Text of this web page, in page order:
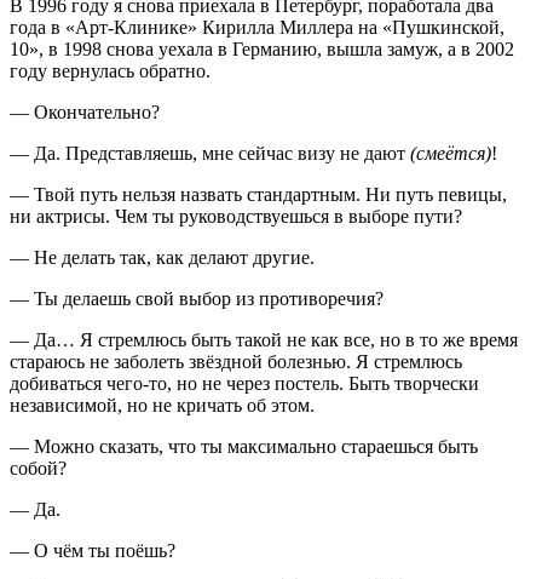
В 1996 году я снова приехала в Петербург, поработала два
года в «Арт-Клинике» Кирилла Миллера на «Пушкинской,
10», в 1998 снова уехала в Германию, вышла замуж, а в 2002
году вернулась обратно.
— Окончательно?
— Да. Представляешь, мне сейчас визу не дают (смеётся)!
— Твой путь нельзя назвать стандартным. Ни путь певицы,
ни актрисы. Чем ты руководствуешься в выборе пути?
— Не делать так, как делают другие.
— Ты делаешь свой выбор из противоречия?
— Да… Я стремлюсь быть такой не как все, но в то же время
стараюсь не заболеть звёздной болезнью. Я стремлюсь
добиваться чего-то, но не через постель. Быть творчески
независимой, но не кричать об этом.
— Можно сказать, что ты максимально стараешься быть
собой?
— Да.
— О чём ты поёшь?